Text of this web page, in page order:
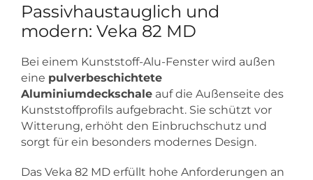
Passivhaustauglich und
modern: Veka 82 MD
Bei einem Kunststoff-Alu-Fenster wird außen
eine pulverbeschichtete
Aluminiumdeckschale auf die Außenseite des
Kunststoffprofils aufgebracht. Sie schützt vor
Witterung, erhöht den Einbruchschutz und
sorgt für ein besonders modernes Design.
Das Veka 82 MD erfüllt hohe Anforderungen an